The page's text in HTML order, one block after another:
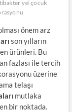
çocuk
önem arz
son yılların
ürünleri. Bu
fazlası ile tercih
üzerine
telaşı
mutlaka
bir noktada.